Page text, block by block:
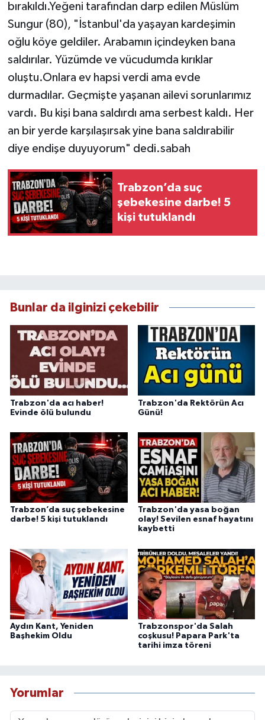
bırakıldı.Yeğeni tarafından darp edilen Müslüm
Sungur (80), "İstanbul'da yaşayan kardeşimin
oğlu köye geldiler. Arabamın içindeyken bana
saldırılar. Yüzümde ve vücudumda kırıklar
oluştu.Onlara ev hapsi verdi ama evde
durmadılar. Geçmişte yaşanan ailevi sorunlarımız
vardı. Bu kişi bana saldırdı ama serbest kaldı. Her
an bir yerde karşılaşırsak yine bana saldırabilir
diye endişe duyuyorum" dedi.sabah
Trabzon’da suç
şebekesine darbe! 5
kişi tutuklandı
Bunlar da ilginizi çekebilir
Trabzon'da acı haber!
Evinde ölü bulundu
Trabzon'da Rektörün Acı
Günü!
Trabzon’da suç şebekesine
darbe! 5 kişi tutuklandı
Trabzon'da yasa boğan
olay! Sevilen esnaf hayatını
kaybetti
Aydın Kant, Yeniden
Başhekim Oldu
Trabzonspor'da Salah
coşkusu! Papara Park'ta
tarihi imza töreni
Yorumlar